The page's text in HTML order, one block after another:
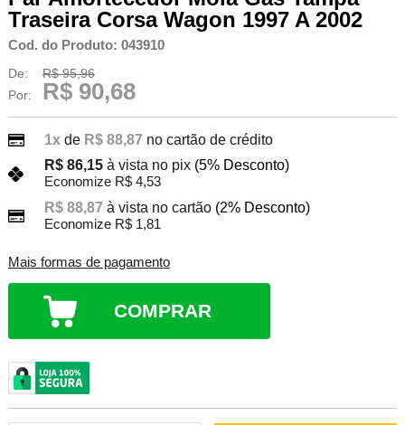
Traseira Corsa Wagon 1997 A 2002
Cod. do Produto: 043910
De:
R$ 95,96
Por:
R$ 90,68
1xde R$ 88,87 no cartão de crédito
R$ 86,15 à vista no pix (5% Desconto)
Economize R$ 4,53
R$ 88,87 à vista no cartão (2% Desconto)
Economize R$ 1,81
Mais formas de pagamento
COMPRAR